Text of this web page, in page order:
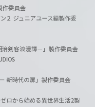
作委員会
２ ジュニアユース編製作委
剣客浪漫譚－」製作委員会
新時代の扉」製作委員会
ロから始める異世界生活2製